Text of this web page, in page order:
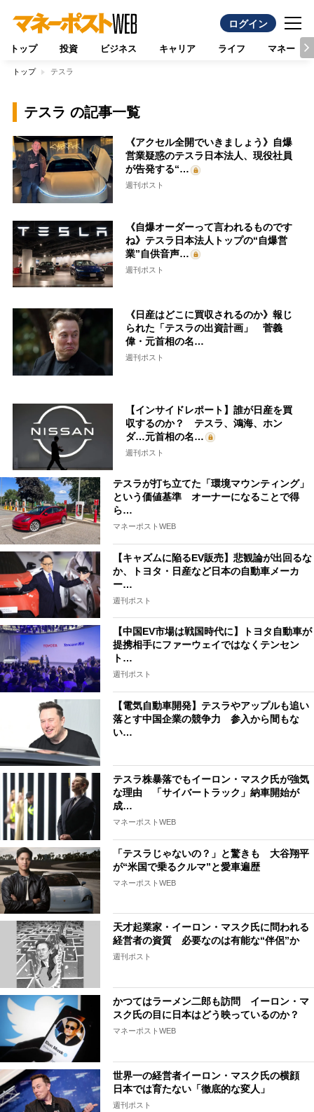
ログイン
トップ 投資 ビジネス キャリア ライフ マネー
トップ テスラ
テスラ の記事一覧
《アクセル全開でいきましょう》自爆
営業疑惑のテスラ日本法人、現役社員
が告発する“…
週刊ポスト
《自爆オーダーって言われるものです
ね》テスラ日本法人トップの“自爆営
業”自供音声…
週刊ポスト
《日産はどこに買収されるのか》報じ
られた「テスラの出資計画」 菅義
偉・元首相の名…
週刊ポスト
【インサイドレポート】誰が日産を買
収するのか？ テスラ、鴻海、ホン
ダ…元首相の名…
週刊ポスト
テスラが打ち立てた「環境マウンティング」
という価値基準 オーナーになることで得
ら…
マネーポストWEB
【キャズムに陥るEV販売】悲観論が出回るな
か、トヨタ・日産など日本の自動車メーカ
ー…
週刊ポスト
【中国EV市場は戦国時代に】トヨタ自動車が
提携相手にファーウェイではなくテンセン
ト…
週刊ポスト
【電気自動車開発】テスラやアップルも追い
落とす中国企業の競争力 参入から間もな
い…
テスラ株暴落でもイーロン・マスク氏が強気
な理由 「サイバートラック」納車開始が
成…
マネーポストWEB
「テスラじゃないの？」と驚きも 大谷翔平
が“米国で乗るクルマ”と愛車遍歴
マネーポストWEB
天才起業家・イーロン・マスク氏に問われる
経営者の資質 必要なのは有能な“伴侶”か
週刊ポスト
かつてはラーメン二郎も訪問 イーロン・マ
スク氏の目に日本はどう映っているのか？
マネーポストWEB
世界一の経営者イーロン・マスク氏の横顔
日本では育たない「徹底的な変人」
週刊ポスト